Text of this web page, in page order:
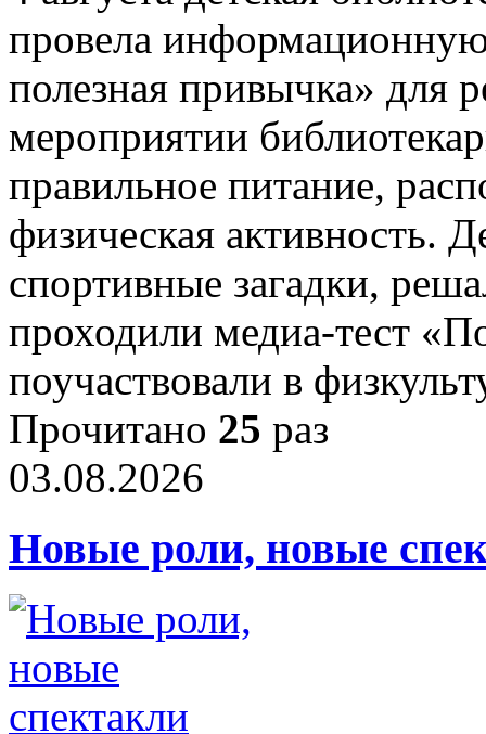
провела
полезная привычка»
мероприятии
правильное питание,
физическая активность.
спортивные загадки,
проходили медиа-тест
поучаствовали в
Прочитано 25 раз
03.08.2026
Новые роли, новые